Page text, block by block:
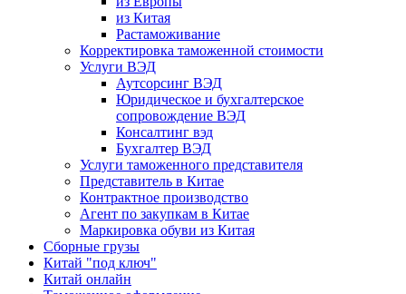
из Китая
Растаможивание
Корректировка таможенной стоимости
Услуги ВЭД
Аутсорсинг ВЭД
Юридическое и бухгалтерское
сопровождение ВЭД
Консалтинг вэд
Бухгалтер ВЭД
Услуги таможенного представителя
Представитель в Китае
Контрактное производство
Агент по закупкам в Китае
Маркировка обуви из Китая
Сборные грузы
Китай "под ключ"
Китай онлайн